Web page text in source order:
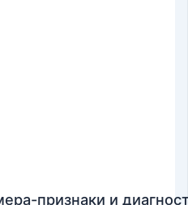
признаки и